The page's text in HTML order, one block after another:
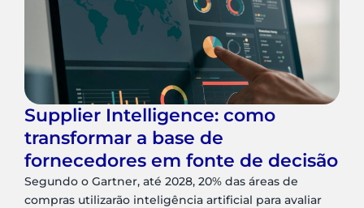
Supplier Intelligence: como
transformar a base de
fornecedores em fonte de decisão
Segundo o Gartner, até 2028, 20% das áreas de
compras utilizarão inteligência artificial para avaliar